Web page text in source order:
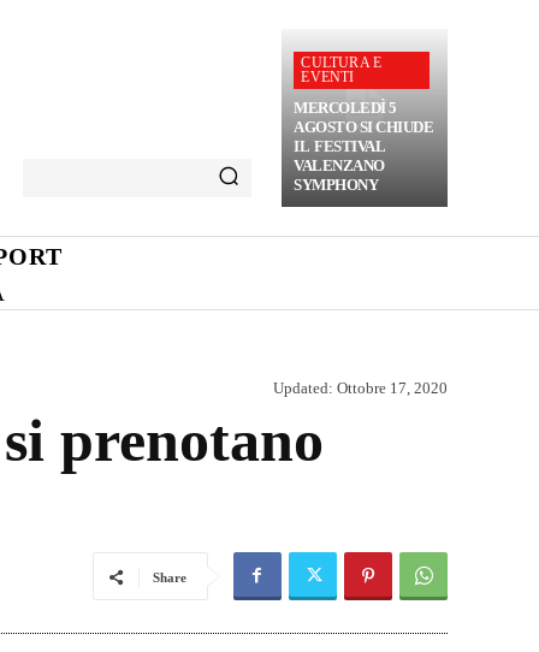
CULTURA E
EVENTI
MERCOLEDÌ 5
AGOSTO SI CHIUDE
IL FESTIVAL
VALENZANO
SYMPHONY
Updated: Ottobre 17, 2020
prenotano
Share